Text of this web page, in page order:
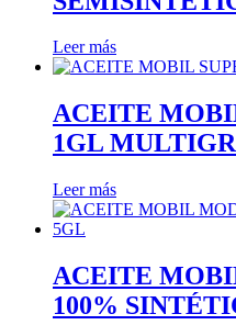
Leer más
ACEITE
1GL
Leer más
ACEITE
100%